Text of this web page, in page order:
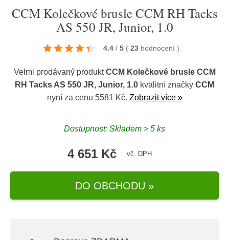
CCM Kolečkové brusle CCM RH Tacks
AS 550 JR, Junior, 1.0
4.4 / 5 ( 23 hodnocení )
Velmi prodávaný produktCCM Kolečkové brusle CCM
RH Tacks AS 550 JR, Junior, 1.0 kvalitní značky CCM
nyní za cenu 5581 Kč. Zobrazit více »
Dostupnost: Skladem > 5 ks
4 651 Kč vč. DPH
DO OBCHODU »